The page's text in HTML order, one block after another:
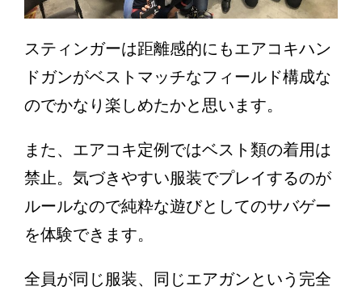
スティンガーは距離感的にもエアコキハン
ドガンがベストマッチなフィールド構成な
のでかなり楽しめたかと思います。
また、エアコキ定例ではベスト類の着用は
禁止。気づきやすい服装でプレイするのが
ルールなので純粋な遊びとしてのサバゲー
を体験できます。
全員が同じ服装、同じエアガンという完全